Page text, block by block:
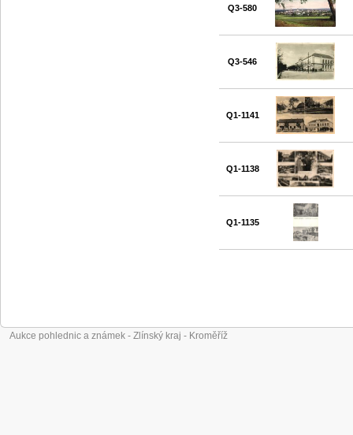
Q3-580
Q3-546
Q1-1141
Q1-1138
Q1-1135
Aukce pohlednic a známek - Zlínský kraj - Kroměříž